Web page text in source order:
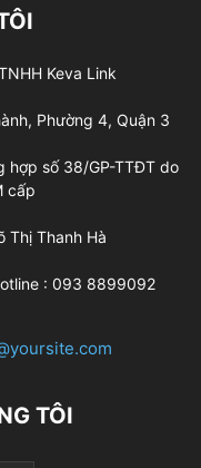
Keva Link
Phường 4, Quận 3
hợp số 38/GP-TTĐT do
cấp
Thị Thanh Hà
: 093 8899092
TÔI